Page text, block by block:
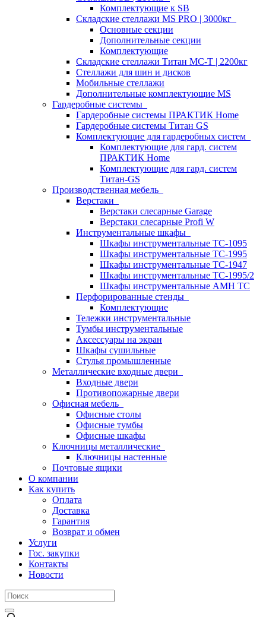
Комплектующие к SB
Складские стеллажи MS PRO | 3000кг
Основные секции
Дополнительные секции
Комплектующие
Складские стеллажи Титан МС-Т | 2200кг
Стеллажи для шин и дисков
Мобильные стеллажи
Дополнительные комплектующие MS
Гардеробные системы
Гардеробные системы ПРАКТИК Home
Гардеробные системы Титан GS
Комплектующие для гардеробных систем
Комплектующие для гард. систем
ПРАКТИК Home
Комплектующие для гард. систем
Титан-GS
Производственная мебель
Верстаки
Верстаки слесарные Garage
Верстаки слесарные Profi W
Инструментальные шкафы
Шкафы инструментальные TC-1095
Шкафы инструментальные TC-1995
Шкафы инструментальные TC-1947
Шкафы инструментальные TC-1995/2
Шкафы инструментальные AMH TC
Перфорированные стенды
Комплектующие
Тележки инструментальные
Тумбы инструментальные
Аксессуары на экран
Шкафы сушильные
Стулья промышленные
Металлические входные двери
Входные двери
Противопожарные двери
Офисная мебель
Офисные столы
Офисные тумбы
Офисные шкафы
Ключницы металлические
Ключницы настенные
Почтовые ящики
О компании
Как купить
Оплата
Доставка
Гарантия
Возврат и обмен
Услуги
Гос. закупки
Контакты
Новости